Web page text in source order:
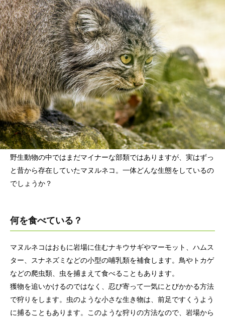
野生動物の中ではまだマイナーな部類ではありますが、実はずっ
と昔から存在していたマヌルネコ。一体どんな生態をしているの
でしょうか？
何を食べている？
マヌルネコはおもに岩場に住むナキウサギやマーモット、ハムス
ター、スナネズミなどの小型の哺乳類を補食します。鳥やトカゲ
などの爬虫類、虫を捕まえて食べることもあります。
獲物を追いかけるのではなく、忍び寄って一気にとびかかる方法
で狩りをします。虫のような小さな生き物は、前足ですくうよう
に捕ることもあります。このような狩りの方法なので、岩場から